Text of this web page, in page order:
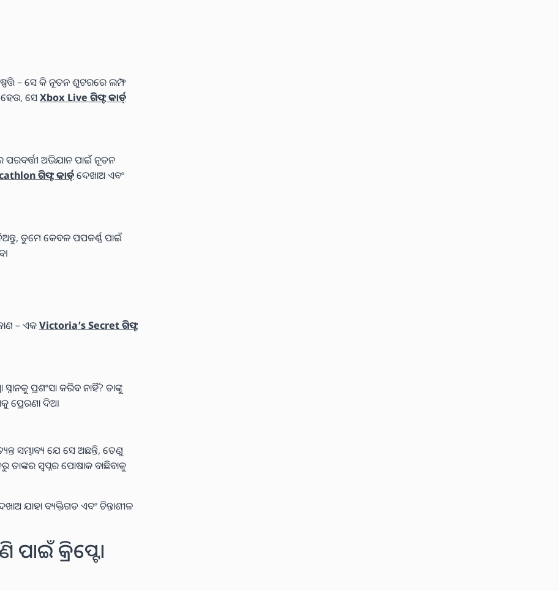
– ସେ କି ନୂତନ ଶୁଟରରେ ଲମ୍ଫ
ହେଉ, ସେXbox Live ଗିଫ୍ଟ କାର୍ଡ୍
ପରବର୍ତ୍ତୀ ଅଭିଯାନ ପାଇଁ ନୂତନ
ଗିଫ୍ଟ କାର୍ଡ୍ଦେଖାଅ ଏବଂ
ତୁମେ କେବଳ ପପକର୍ଣ୍ଣ ପାଇଁ
– ଏକVictoria’s Secret ଗିଫ୍ଟ
ପ୍ରଶଂସା କରିବ ନାହିଁ? ତାଙ୍କୁ
ପ୍ରେରଣା ଦିଅ।
ସମ୍ଭାବ୍ୟ ଯେ ସେ ଅଛନ୍ତି, ତେଣୁ
ସ୍ୱପ୍ନର ପୋଷାକ ବାଛିବାକୁ
ଯାହା ବ୍ୟକ୍ତିଗତ ଏବଂ ଚିନ୍ତାଶୀଳ
ପାଇଁ କ୍ରିପ୍ଟୋ